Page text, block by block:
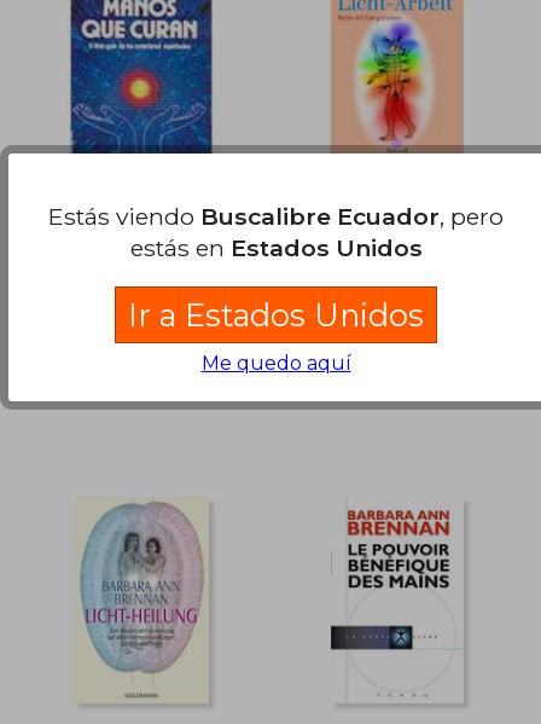
manos que curan
Martínez Roca , Usado
licht-arbeit (en
Alemán)
Goldmann Wilhelm Gmbh,
Estás viendo Buscalibre Ecuador, pero
estás en Estados Unidos
Ir a Estados Unidos
Me quedo aquí